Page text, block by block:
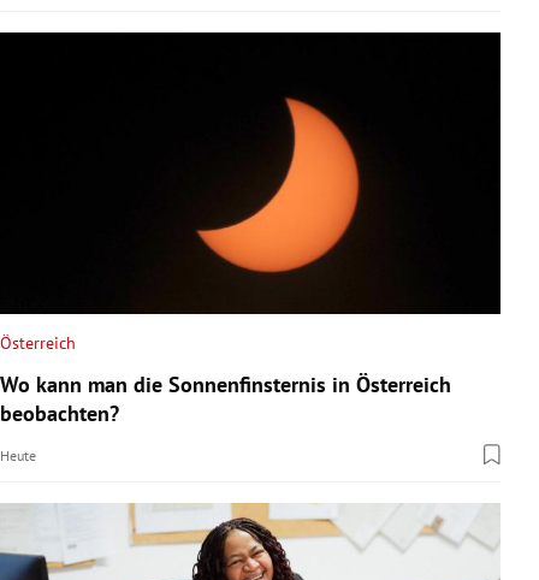
Österreich
Wo kann man die Sonnenfinsternis in Österreich
beobachten?
Heute